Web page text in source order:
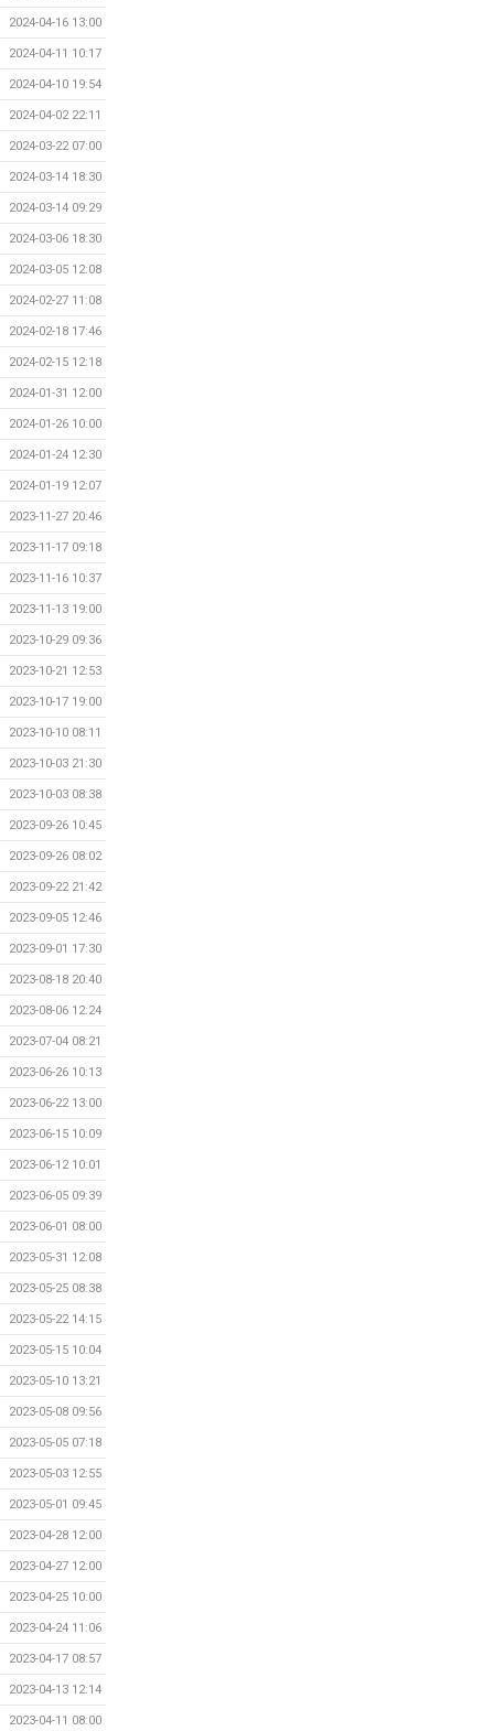
2024-04-16 13:00
2024-04-11 10:17
2024-04-10 19:54
2024-04-02 22:11
2024-03-22 07:00
2024-03-14 18:30
2024-03-14 09:29
2024-03-06 18:30
2024-03-05 12:08
2024-02-27 11:08
2024-02-18 17:46
2024-02-15 12:18
2024-01-31 12:00
2024-01-26 10:00
2024-01-24 12:30
2024-01-19 12:07
2023-11-27 20:46
2023-11-17 09:18
2023-11-16 10:37
2023-11-13 19:00
2023-10-29 09:36
2023-10-21 12:53
2023-10-17 19:00
2023-10-10 08:11
2023-10-03 21:30
2023-10-03 08:38
2023-09-26 10:45
2023-09-26 08:02
2023-09-22 21:42
2023-09-05 12:46
2023-09-01 17:30
2023-08-18 20:40
2023-08-06 12:24
2023-07-04 08:21
2023-06-26 10:13
2023-06-22 13:00
2023-06-15 10:09
2023-06-12 10:01
2023-06-05 09:39
2023-06-01 08:00
2023-05-31 12:08
2023-05-25 08:38
2023-05-22 14:15
2023-05-15 10:04
2023-05-10 13:21
2023-05-08 09:56
2023-05-05 07:18
2023-05-03 12:55
2023-05-01 09:45
2023-04-28 12:00
2023-04-27 12:00
2023-04-25 10:00
2023-04-24 11:06
2023-04-17 08:57
2023-04-13 12:14
2023-04-11 08:00